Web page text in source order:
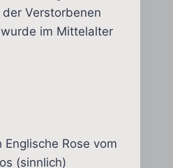
Verstorbenen
im Mittelalter